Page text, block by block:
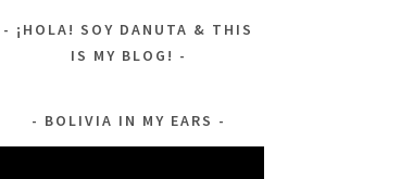
¡HOLA! SOY DANUTA & THIS
IS MY BLOG!
BOLIVIA IN MY EARS